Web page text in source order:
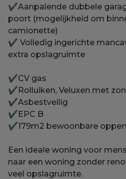
✔Aanpalende dubbele
poort (mogelijkheid om
camionette)
✔ Volledig ingerichte
extra opslagruimte
✔CV gas
✔Rolluiken, Veluxen met
✔Asbestveilig
✔EPC B
✔179m2 bewoonbare
Een ideale woning voor
naar een woning zonder
veel opslagruimte.